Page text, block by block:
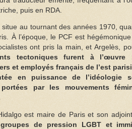
puis en RDA.
au tournant des années 1970,
À l’époque, le PCF est
ont pris la main, et Argelès,
tectoniques furent à
et employés français de l’est
en puissance de l’idéologie
par les mouvements
est maire de Paris et son
groupes de pression LGBT et